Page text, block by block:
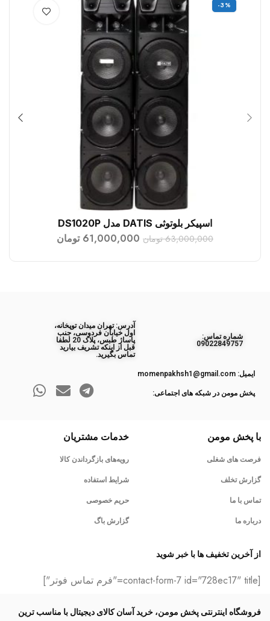
-3%
افزودن به سبد خریداسپیکر بلوتوثی DATIS مدل DS1020P
63,000,000 تومان 61,000,000 تومان
ﺷﻤﺎره ﺗﻤﺎس:
09022849757
آدرس: تهران میدان توپخانه،
اول خیابان فردوسی، جنب
پاساژ طبس، پلاک 20 لطفا
قبل از اینکه تشریف بیارید
تماس بگیرید.
ایمیل: momenpakhsh1@gmail.com
پخش مومن در شبکه های اجتماعی:
با پخش مومن
فرصت های شغلی
گزارش تخلف
تماس با ما
درباره ما
خدمات مشتریان
رویه‌های بازگرداندن کالا
شرایط استفاده
حریم خصوصی
گزارش باگ
از آخرین تخفیف ها با خبر شوید
[contact-form-7 id="728ec17" title="فرم تماس فوتر"]
فروشگاه اینترنتی پخش مومن، خرید آسان کالای دیجیتال با مناسب ترین